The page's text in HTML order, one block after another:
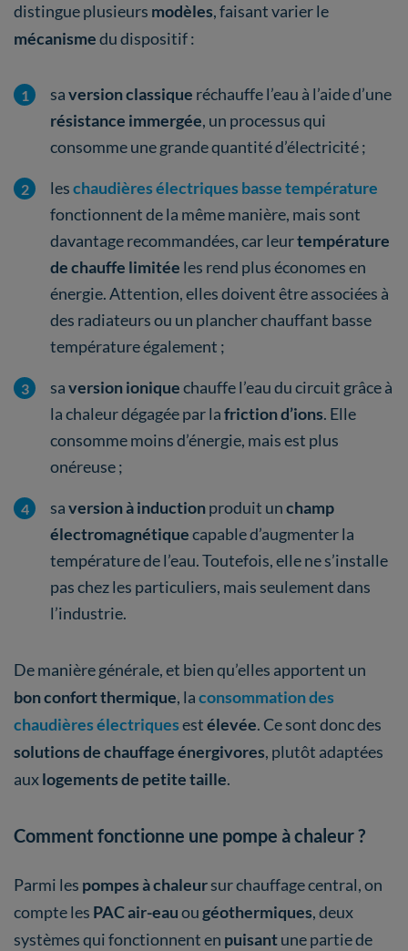
distingue plusieurs modèles, faisant varier le
mécanismedu dispositif :
saversion classique réchauffe l’eau à l’aide d’une
résistance immergée, un processus qui
consomme une grande quantité d’électricité ;
leschaudières électriques basse température
fonctionnent de la même manière, mais sont
davantage recommandées, car leurtempérature
de chauffe limitée les rend plus économes en
énergie. Attention, elles doivent être associées à
des radiateurs ou un plancher chauffant basse
température également ;
saversion ioniquechauffe l’eau du circuit grâce à
la chaleur dégagée par lafriction d’ions. Elle
consomme moins d’énergie, mais est plus
onéreuse ;
saversion à inductionproduit unchamp
électromagnétiquecapable d’augmenter la
température de l’eau. Toutefois, elle ne s’installe
pas chez les particuliers, mais seulement dans
l’industrie.
De manière générale, et bien qu’elles apportent un
bon confort thermique, laconsommation des
chaudières électriquesestélevée. Ce sont donc des
solutions de chauffage énergivores, plutôt adaptées
auxlogements de petite taille.
Comment fonctionne une pompe à chaleur ?
Parmi les pompes à chaleursur chauffage central, on
compte les PAC air-eauougéothermiques, deux
systèmes qui fonctionnent en puisantune partie de